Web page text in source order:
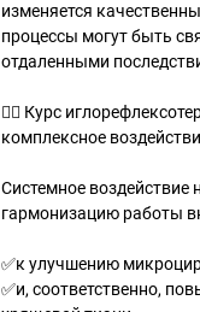
изменяется
процессы могут быть
отдаленными
👉🏻 Курс
комплексное
Системное воздействие
гармонизацию работы
✅к улучшению
✅и, соответственно,